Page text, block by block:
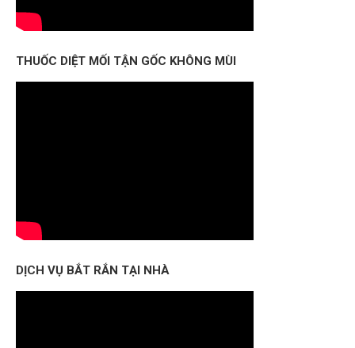
THUỐC DIỆT MỐI TẬN GỐC KHÔNG MÙI
DỊCH VỤ BẮT RẮN TẠI NHÀ